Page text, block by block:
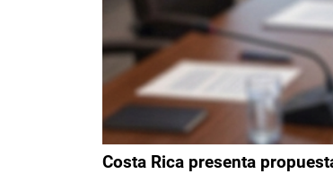
Costa Rica presenta